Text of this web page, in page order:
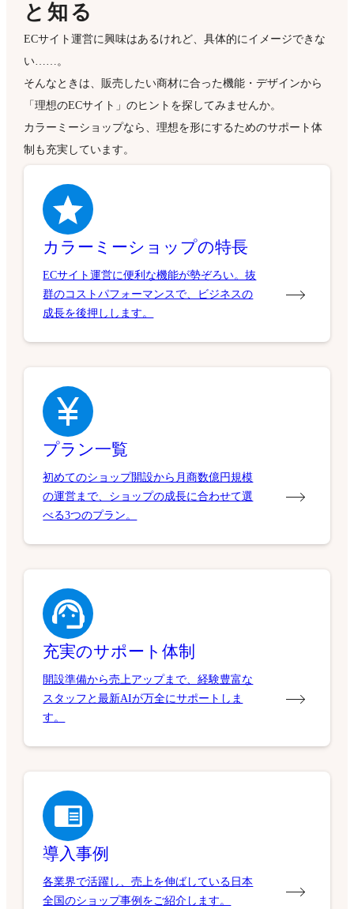
と知る
ECサイト運営に興味はあるけれど、具体的にイメージできな
い……。
そんなときは、販売したい商材に合った機能・デザインから
「理想のECサイト」のヒントを探してみませんか。
カラーミーショップなら、理想を形にするためのサポート体
制も充実しています。
カラーミーショップの特長
ECサイト運営に便利な機能が勢ぞろい。抜
群のコストパフォーマンスで、ビジネスの
成長を後押しします。
プラン一覧
初めてのショップ開設から月商数億円規模
の運営まで、ショップの成長に合わせて選
べる3つのプラン。
充実のサポート体制
開設準備から売上アップまで、経験豊富な
スタッフと最新AIが万全にサポートしま
す。
導入事例
各業界で活躍し、売上を伸ばしている日本
全国のショップ事例をご紹介します。